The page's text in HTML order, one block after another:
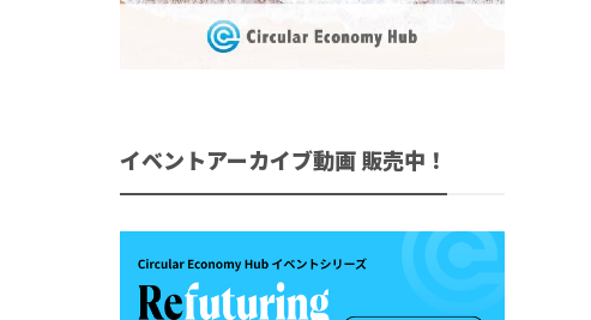
イベントアーカイブ動画 販売中！